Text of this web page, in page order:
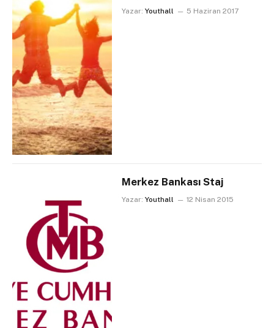
Yazar: Youthall 5 Haziran 2017
Merkez Bankası Staj
Yazar: Youthall 12 Nisan 2015